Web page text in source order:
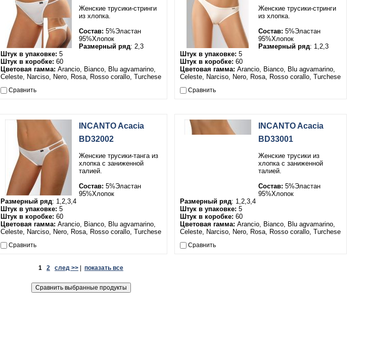
Женские трусики-стринги
из хлопка.
Состав: 5%Эластан
95%Хлопок
Размерный ряд: 2,3
Штук в упаковке: 5
Штук в коробке: 60
Цветовая гамма: Arancio, Bianco, Blu agvamarino,
Celeste, Narciso, Nero, Rosa, Rosso corallo, Turchese
Сравнить
Женские трусики-стринги
из хлопка.
Состав: 5%Эластан
95%Хлопок
Размерный ряд: 1,2,3
Штук в упаковке: 5
Штук в коробке: 60
Цветовая гамма: Arancio, Bianco, Blu agvamarino,
Celeste, Narciso, Nero, Rosa, Rosso corallo, Turchese
Сравнить
INCANTO Acacia
BD32002
Женские трусики-танга из
хлопка с заниженной
талией.
Состав: 5%Эластан
95%Хлопок
Размерный ряд: 1,2,3,4
Штук в упаковке: 5
Штук в коробке: 60
Цветовая гамма: Arancio, Bianco, Blu agvamarino,
Celeste, Narciso, Nero, Rosa, Rosso corallo, Turchese
Сравнить
INCANTO Acacia
BD33001
Женские трусики из
хлопка с заниженной
талией.
Состав: 5%Эластан
95%Хлопок
Размерный ряд: 1,2,3,4
Штук в упаковке: 5
Штук в коробке: 60
Цветовая гамма: Arancio, Bianco, Blu agvamarino,
Celeste, Narciso, Nero, Rosa, Rosso corallo, Turchese
Сравнить
1 2 след >> показать все